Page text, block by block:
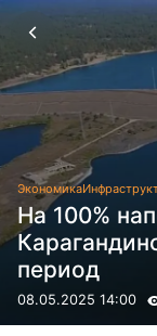
Экономика
На 100%
период
08.05.2025 14:00